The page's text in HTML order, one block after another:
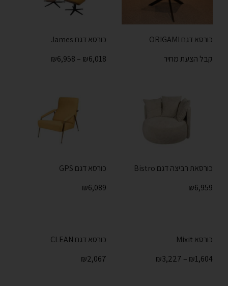
כורסא דגם ORIGAMI
קבל הצעת מחיר
כורסא דגם James
₪6,018
–
₪6,958
כורסאת רביצה דגם Bistro
₪6,959
כורסא דגם GPS
₪6,089
כורסא Mixit
₪1,604
–
₪3,227
כורסא דגם CLEAN
₪2,067